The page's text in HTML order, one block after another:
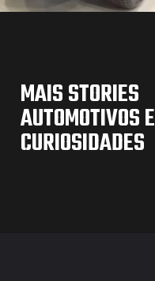
MAIS STORIES
AUTOMOTIVOS E
CURIOSIDADES